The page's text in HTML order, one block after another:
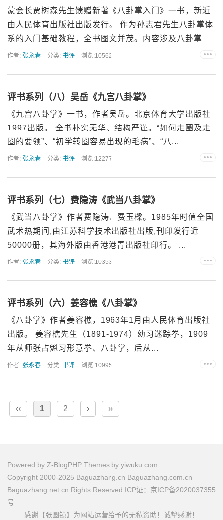
蒙会长贾树森先生馈赠新著《八卦掌入门》一书，新近
由人民体育出版社出版发行。 作为孙志君先生八卦掌体
系的入门基础教程，全书图文并茂。内容涉及八卦掌
简...
作者: 张永春 分类: 书评 浏览:10562
评书系列（八）吴岳《九宫八卦掌》
《九宫八卦掌》一书，作者吴岳。北京体育大学出版社
1997出版。 全书朴实无华、结构严谨。“如何走圈及走
圈的要领”、“初学转圈容易出现的毛病”、“八...
作者: 张永春 分类: 书评 浏览:12277
评书系列（七）费隐涛《武当八卦掌》
《武当八卦掌》作者费隐涛、费玉樑。1985年时值全国
武术热期间,由江苏科学技术出版社出版,刊印发行近
50000册，其海外版由香港港青出版社印行。 ...
作者: 张永春 分类: 书评 浏览:10353
评书系列（六）姜容樵《八卦掌》
《八卦掌》作者姜容樵，1963年1月由人民体育出版社
出版。 姜容樵先生（1891-1974）幼习迷踪拳，1909
年从师张占魁习形意拳、八卦掌，后从...
作者: 张永春 分类: 书评 浏览:10995
‹‹ 1 2 › ››
Powered by Z-BlogPHP Themes by yiwuku.com
Copyright 2000-2025 Baguazhang.cn Baguazhang.com.cn
Baguazhang.net.cn Rights Reserved.ICP证：京ICP备2020037355
号
感谢【张圆镱】为网站运营给予的无私资助！诚挚感谢！